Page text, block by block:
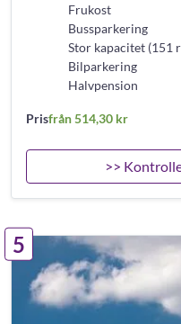
Frukost
Bussparkering
Stor kapacitet (151
Bilparkering
Halvpension
Prisfrån 514,30 kr
>>
5